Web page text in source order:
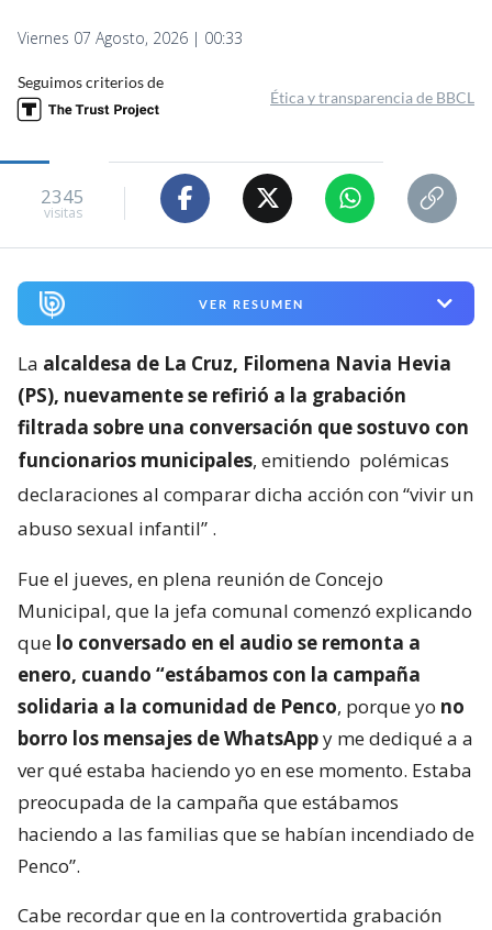
Viernes 07 Agosto, 2026 | 00:33
Seguimos criterios de
Ética y transparencia de BBCL
2345
visitas
VER RESUMEN
La alcaldesa de La Cruz, Filomena Navia Hevia
(PS), nuevamente se refirió a la grabación
filtrada sobre una conversación que sostuvo con
funcionarios municipales, emitiendo polémicas
declaraciones al comparar dicha acción con “vivir un
abuso sexual infantil” .
Fue el jueves, en plena reunión de Concejo
Municipal, que la jefa comunal comenzó explicando
que lo conversado en el audio se remonta a
enero, cuando “estábamos con la campaña
solidaria a la comunidad de Penco, porque yo no
borro los mensajes de WhatsAppy me dediqué a a
ver qué estaba haciendo yo en ese momento. Estaba
preocupada de la campaña que estábamos
haciendo a las familias que se habían incendiado de
Penco”.
Cabe recordar que en la controvertida grabación